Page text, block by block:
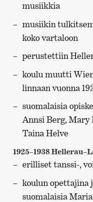
musiikkia
musiikin
koko vartaloon
perustettiin
koulu muutti
linnaan vuonna
suomalaisia
Annsi Berg, Mary
Taina Helve
1925–1938
erilliset tanssi-,
koulun opettajina
suomalaisia